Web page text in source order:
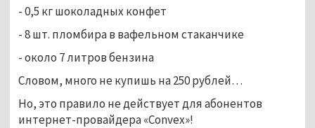
- 0,5 кг шоколадных конфет
- 8 шт. пломбира в вафельном стаканчике
- около 7 литров бензина
Словом, много не купишь на 250 рублей…
Но, это правило не действует для абонентов
интернет-провайдера «Convex»!